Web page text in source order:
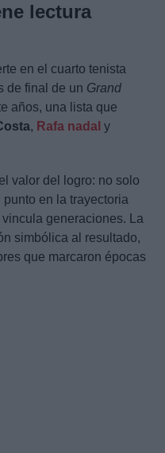
lectura
en el cuarto tenista
de final de un Grand
años, una lista que
, Rafa nadal y
valor del logro: no solo
en la trayectoria
generaciones. La
simbólica al resultado,
que marcaron épocas